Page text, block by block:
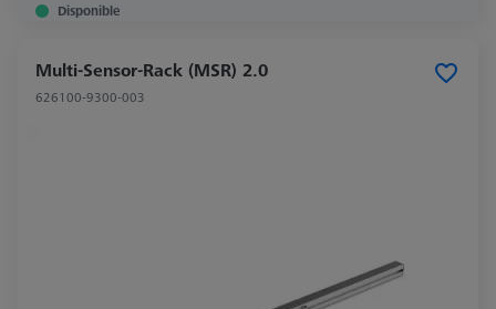
Disponible
Multi-Sensor-Rack (MSR) 2.0
626100-9300-003